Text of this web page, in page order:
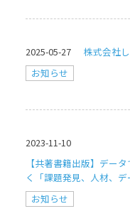
2025-05-27
株式会社
お知らせ
2023-11-10
【共著書籍出版】デー
く「課題発見、人材、
お知らせ